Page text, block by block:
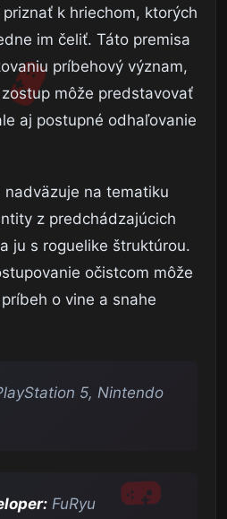
k hriechom, ktorých
im čeliť. Táto premisa
príbehový význam,
môže predstavovať
aj postupné odhaľovanie
nadväzuje na tematiku
z predchádzajúcich
ju s roguelike štruktúrou.
očistcom môže
o vine a snahe
5, Nintendo
FuRyu